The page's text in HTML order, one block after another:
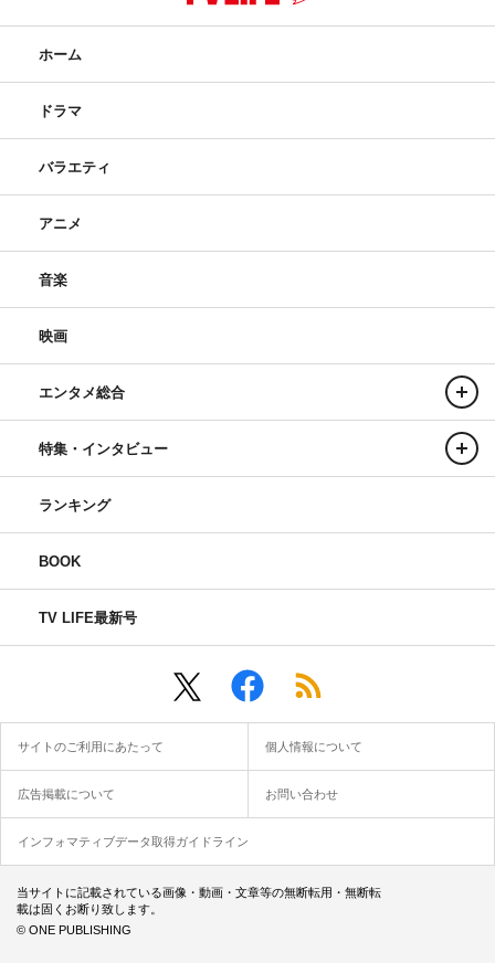
ホーム
ドラマ
バラエティ
アニメ
音楽
映画
エンタメ総合
特集・インタビュー
ランキング
BOOK
TV LIFE最新号
サイトのご利用にあたって 個人情報について
広告掲載について お問い合わせ
インフォマティブデータ取得ガイドライン
当サイトに記載されている画像・動画・文章等の無断転用・無断転
載は固くお断り致します。
© ONE PUBLISHING